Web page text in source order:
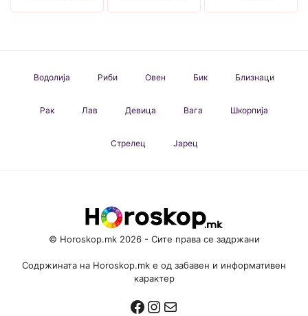
Водолија Риби Овен Бик Близнаци
Рак Лав Девица Вага Шкорпија
Стрелец Јарец
© Horoskop.mk 2026 - Сите права се задржани
Содржината на Horoskop.mk е од забавен и информативен
карактер
Facebook
Instagram
Mail